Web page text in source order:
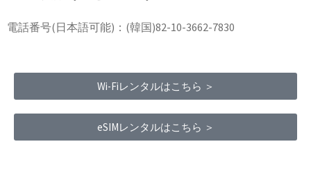
電話番号(日本語可能)：(韓国)82-10-3662-7830
Wi-Fiレンタルはこちら ＞
eSIMレンタルはこちら ＞